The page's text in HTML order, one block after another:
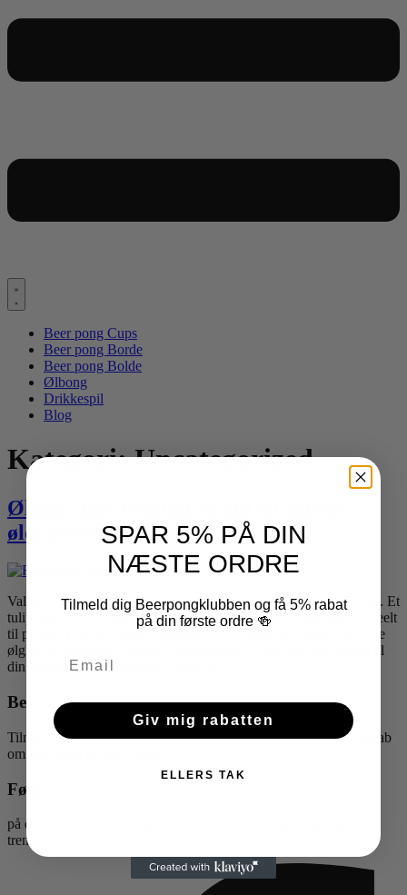
Beer pong Cups
Beer pong Borde
Beer pong Bolde
Ølbong
Drikkespil
Blog
Kategori:Uncategorized
Ølglas: Høj kvalitet og stil til enhver
øloplevelse
Valget af det rigtige ølglas kan forstærke smag og aroma af din øl. Et
tulipanglas er for eksempel perfekt til IPA, mens et højt glas er ideelt
til pilsner. I denne artikel udforsker vi, hvordan du vælger det rette
ølglas til forskellige øltyper. Nøglepunkter Vælg det rette ølglas til
din øltypens smagsnuancer – form og […]
Beerpong Klubben
Tilmeld dig vores kundeklub og vær med i vores unikke fællesskab
om beerpong & festartikler
Følg os
på de sociale medier – og bliv inspireret af de nyeste beerpong
trends
SPAR 5% PÅ DIN
NÆSTE ORDRE
Tilmeld dig Beerpongklubben og få 5% rabat
på din første ordre 🍻
Giv mig rabatten
ELLERS TAK